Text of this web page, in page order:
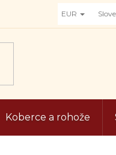
EUR
Koberce a rohože